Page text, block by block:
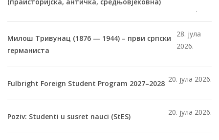
.
Милош Тривунац (1876 — 1944) – први српски
германиста
28. јула
2026.
Fulbright Foreign Student Program 2027–2028 20. јула 2026.
Poziv: Studenti u susret nauci (StES) 20. јула 2026.